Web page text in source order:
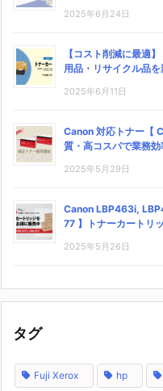
2025年6月24日
【コスト削減に最適
用品・リサイクル品を
2025年6月11日
Canon 対応トナー【
質・高コスパで業務効
2025年5月29日
Canon LBP463i,
77 】トナーカートリ
2025年5月26日
タグ
Fuji Xerox hp